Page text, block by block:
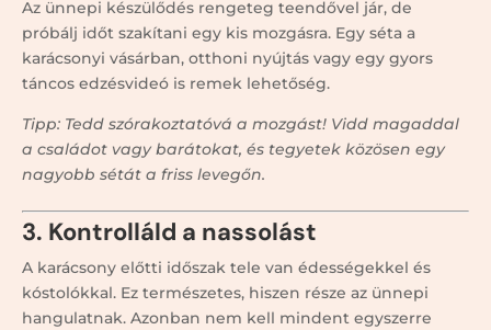
Az ünnepi készülődés rengeteg teendővel jár, de
próbálj időt szakítani egy kis mozgásra. Egy séta a
karácsonyi vásárban, otthoni nyújtás vagy egy gyors
táncos edzésvideó is remek lehetőség.
Tipp: Tedd szórakoztatóvá a mozgást! Vidd magaddal
a családot vagy barátokat, és tegyetek közösen egy
nagyobb sétát a friss levegőn.
3. Kontrolláld a nassolást
A karácsony előtti időszak tele van édességekkel és
kóstolókkal. Ez természetes, hiszen része az ünnepi
hangulatnak. Azonban nem kell mindent egyszerre